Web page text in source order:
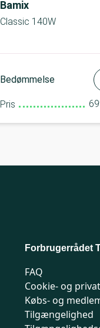
Bamix
Classic 140W
Bedømmelse
Pris
Forbrugerrådet
FAQ
Cookie- og
Købs- og
Tilgængelighed